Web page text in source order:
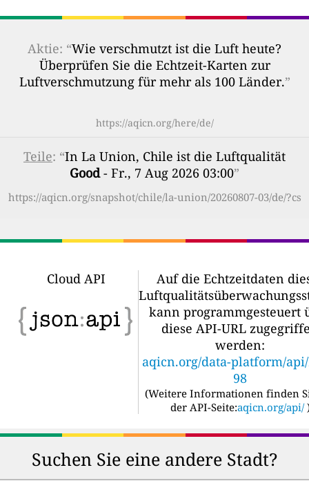
Aktie: “Wie verschmutzt ist die Luft heute?
Überprüfen Sie die Echtzeit-Karten zur
Luftverschmutzung für mehr als 100 Länder.”
https://aqicn.org/here/de/
Teile: “In La Union, Chile ist die Luftqualität
Good- Fr., 7 Aug 2026 03:00”
https://aqicn.org/snapshot/chile/la-union/20260807-03/de/?cs
Cloud API
Auf die Echtzeitdaten
kann programmgesteuert
diese API-URL
werden:
aqicn.org/data-platform/
98
(Weitere Informationen finden
der API-Seite:aqicn.org/api/
Suchen Sie eine andere Stadt?